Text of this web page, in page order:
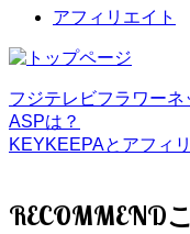
アフィリエイト
フジテレビフラワー
ASPは？
KEYKEEPAとアフィ
RECOMMEND